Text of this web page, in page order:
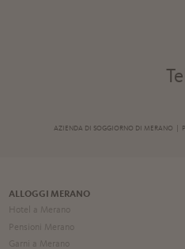
AZIENDA DI SOGGIORNO DI MERANO |
ALLOGGI MERANO
Hotel a Merano
Pensioni Merano
Garni a Merano